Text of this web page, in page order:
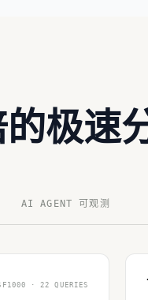
极速
AI AGENT 可观测
· 22 QUERIES